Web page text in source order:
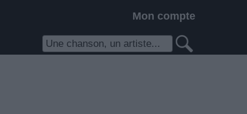
Mon compte